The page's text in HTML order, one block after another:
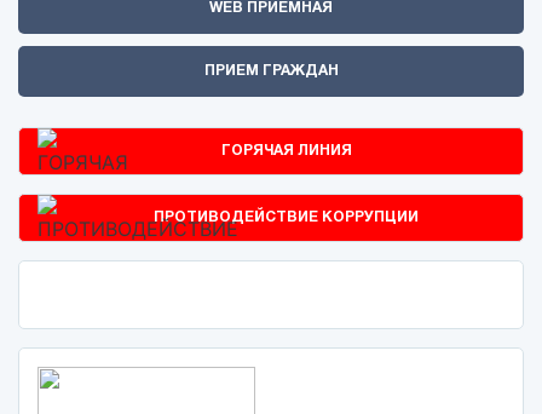
WEB ПРИЕМНАЯ
ПРИЕМ ГРАЖДАН
ГОРЯЧАЯ ЛИНИЯ
ПРОТИВОДЕЙСТВИЕ КОРРУПЦИИ